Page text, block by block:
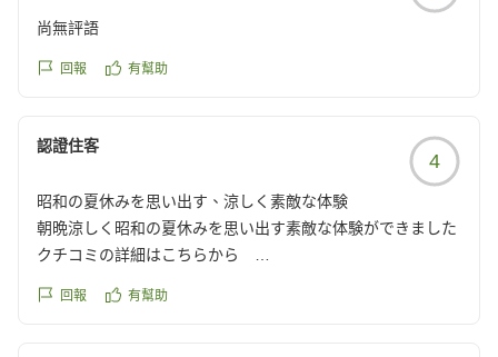
尚無評語
回報 有幫助
認證住客
4
昭和の夏休みを思い出す、涼しく素敵な体験
朝晩涼しく昭和の夏休みを思い出す素敵な体験ができました
クチコミの詳細はこちらから
reviewId=33123478321374
回報 有幫助